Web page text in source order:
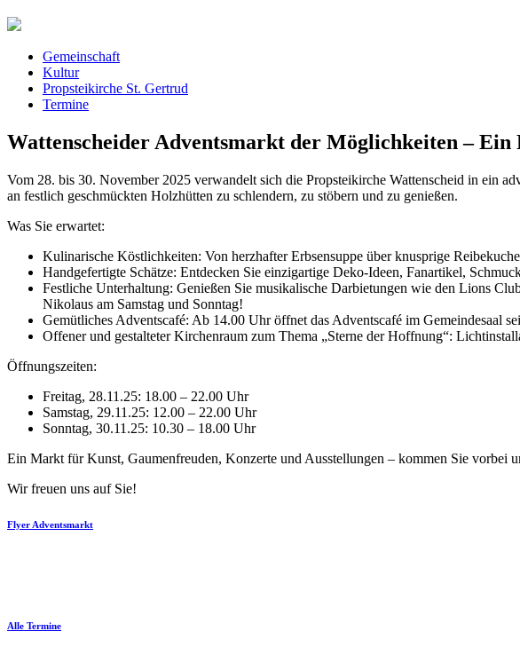
Gemeinschaft
Kultur
Propsteikirche St. Gertrud
Termine
Wattenscheider Adventsmarkt der Möglichkeiten – Ein
Vom 28. bis 30. November 2025 verwandelt sich die Propsteikirche Wattenscheid in ein
an festlich geschmückten Holzhütten zu schlendern, zu stöbern und zu genießen.
Was Sie erwartet:
Kulinarische Köstlichkeiten: Von herzhafter Erbsensuppe über knusprige
Handgefertigte Schätze: Entdecken Sie einzigartige Deko-Ideen, Fanartikel,
Festliche Unterhaltung: Genießen Sie musikalische Darbietungen wie den Lions
Nikolaus am Samstag und Sonntag!
Gemütliches Adventscafé: Ab 14.00 Uhr öffnet das Adventscafé im Gemeindesaal
Offener und gestalteter Kirchenraum zum Thema „Sterne der Hoffnung“:
Öffnungszeiten:
Freitag, 28.11.25: 18.00 – 22.00 Uhr
Samstag, 29.11.25: 12.00 – 22.00 Uhr
Sonntag, 30.11.25: 10.30 – 18.00 Uhr
Ein Markt für Kunst, Gaumenfreuden, Konzerte und Ausstellungen – kommen Sie vorbei
Wir freuen uns auf Sie!
Flyer Adventsmarkt
Alle Termine